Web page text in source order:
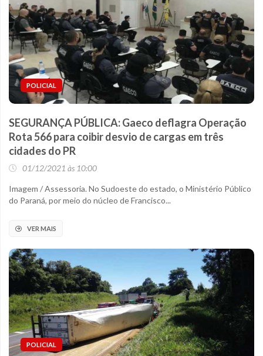
POLICIAL
SEGURANÇA PÚBLICA: Gaeco deflagra Operação
Rota 566 para coibir desvio de cargas em três
cidades do PR
01/12/2021 às 10:00
Imagem / Assessoria. No Sudoeste do estado, o Ministério Público
do Paraná, por meio do núcleo de Francisco...
VER MAIS
POLICIAL